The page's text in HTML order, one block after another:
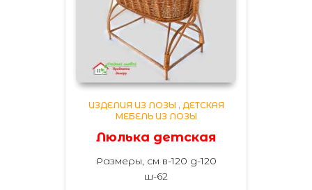
ИЗДЕЛИЯ ИЗ ЛОЗЫ , ДЕТСКАЯ
МЕБЕЛЬ ИЗ ЛОЗЫ
Люлька детская
Размеры, см в-120 д-120
ш-62